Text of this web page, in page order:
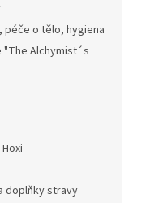
o tělo, hygiena
Alchymist´s
doplňky stravy